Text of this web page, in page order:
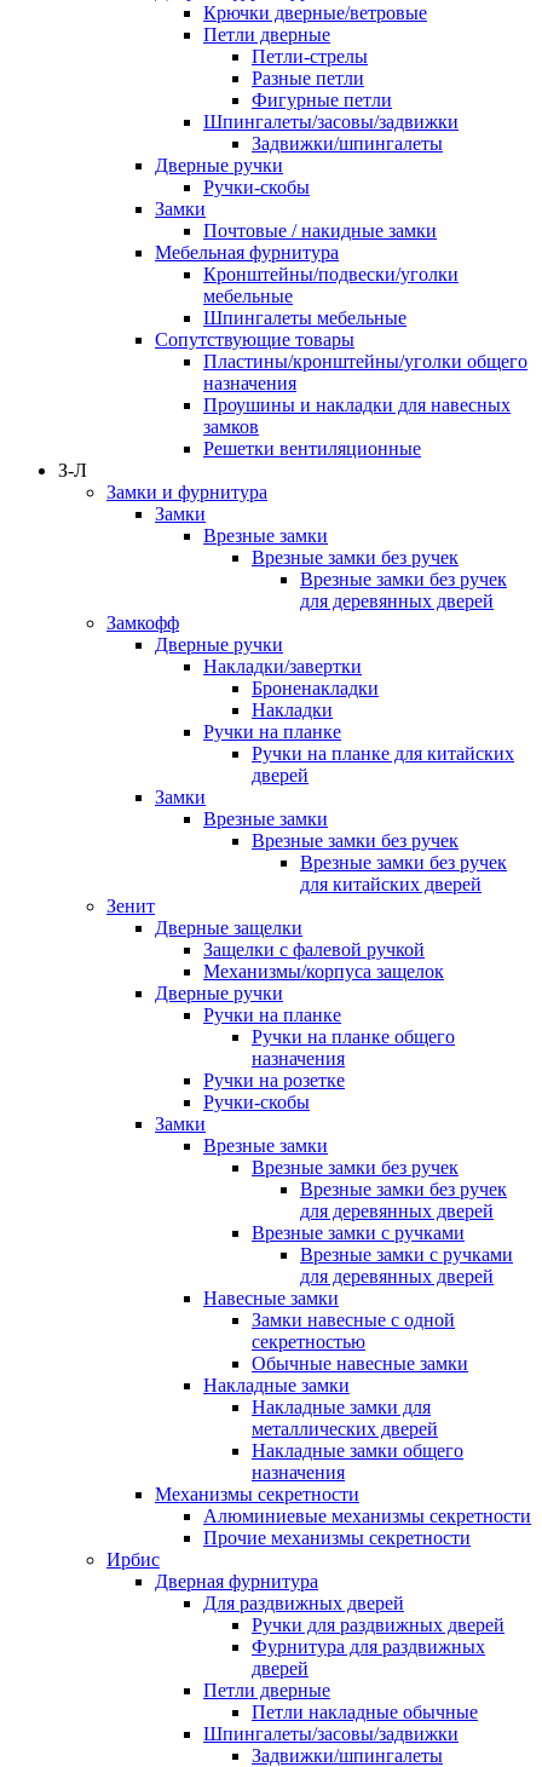
Крючки дверные/ветровые
Петли дверные
Петли-стрелы
Разные петли
Фигурные петли
Шпингалеты/засовы/задвижки
Задвижки/шпингалеты
Дверные ручки
Ручки-скобы
Замки
Почтовые / накидные замки
Мебельная фурнитура
Кронштейны/подвески/уголки
мебельные
Шпингалеты мебельные
Сопутствующие товары
Пластины/кронштейны/уголки общего
назначения
Проушины и накладки для навесных
замков
Решетки вентиляционные
З-Л
Замки и фурнитура
Замки
Врезные замки
Врезные замки без ручек
Врезные замки без ручек
для деревянных дверей
Замкофф
Дверные ручки
Накладки/завертки
Броненакладки
Накладки
Ручки на планке
Ручки на планке для китайских
дверей
Замки
Врезные замки
Врезные замки без ручек
Врезные замки без ручек
для китайских дверей
Зенит
Дверные защелки
Защелки с фалевой ручкой
Механизмы/корпуса защелок
Дверные ручки
Ручки на планке
Ручки на планке общего
назначения
Ручки на розетке
Ручки-скобы
Замки
Врезные замки
Врезные замки без ручек
Врезные замки без ручек
для деревянных дверей
Врезные замки с ручками
Врезные замки с ручками
для деревянных дверей
Навесные замки
Замки навесные с одной
секретностью
Обычные навесные замки
Накладные замки
Накладные замки для
металлических дверей
Накладные замки общего
назначения
Механизмы секретности
Алюминиевые механизмы секретности
Прочие механизмы секретности
Ирбис
Дверная фурнитура
Для раздвижных дверей
Ручки для раздвижных дверей
Фурнитура для раздвижных
дверей
Петли дверные
Петли накладные обычные
Шпингалеты/засовы/задвижки
Задвижки/шпингалеты